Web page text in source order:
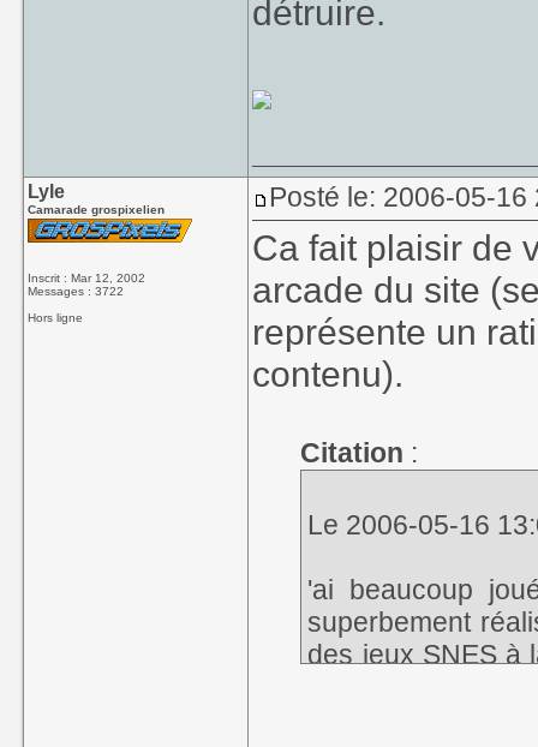
détruire.
Lyle
Camarade grospixelien
Inscrit : Mar 12, 2002
Messages : 3722
Hors ligne
Posté le: 2006-05-16
Ca fait plaisir de
arcade du site
représente un
contenu).
Citation :
Le 2006-05-16
'ai beaucoup
superbement
des jeux SNES à